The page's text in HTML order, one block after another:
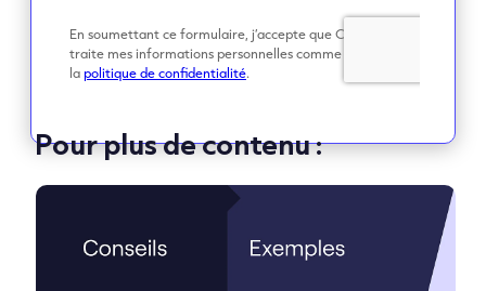
Pour plus de contenu :